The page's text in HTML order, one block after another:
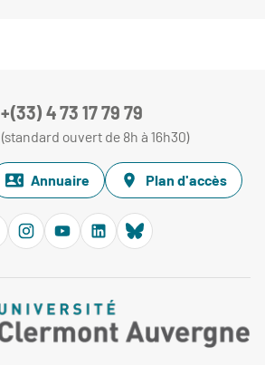
+(33) 4 73 17 79 79
(standard ouvert de 8h à 16h30)
Annuaire Plan d'accès